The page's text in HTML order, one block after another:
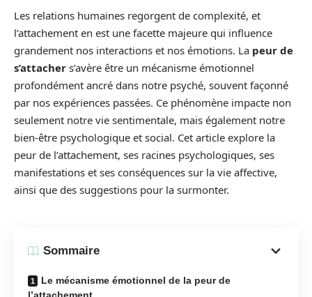
Les relations humaines regorgent de complexité, et
l’attachement en est une facette majeure qui influence
grandement nos interactions et nos émotions. La peur de
s’attacher s’avère être un mécanisme émotionnel
profondément ancré dans notre psyché, souvent façonné
par nos expériences passées. Ce phénomène impacte non
seulement notre vie sentimentale, mais également notre
bien-être psychologique et social. Cet article explore la
peur de l’attachement, ses racines psychologiques, ses
manifestations et ses conséquences sur la vie affective,
ainsi que des suggestions pour la surmonter.
Sommaire
Le mécanisme émotionnel de la peur de
l’attachement